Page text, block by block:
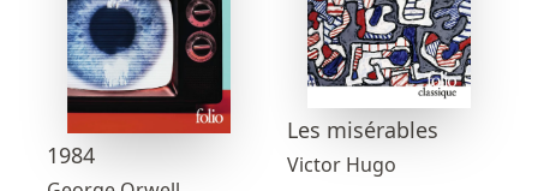
1984
Les misérables
Victor Hugo